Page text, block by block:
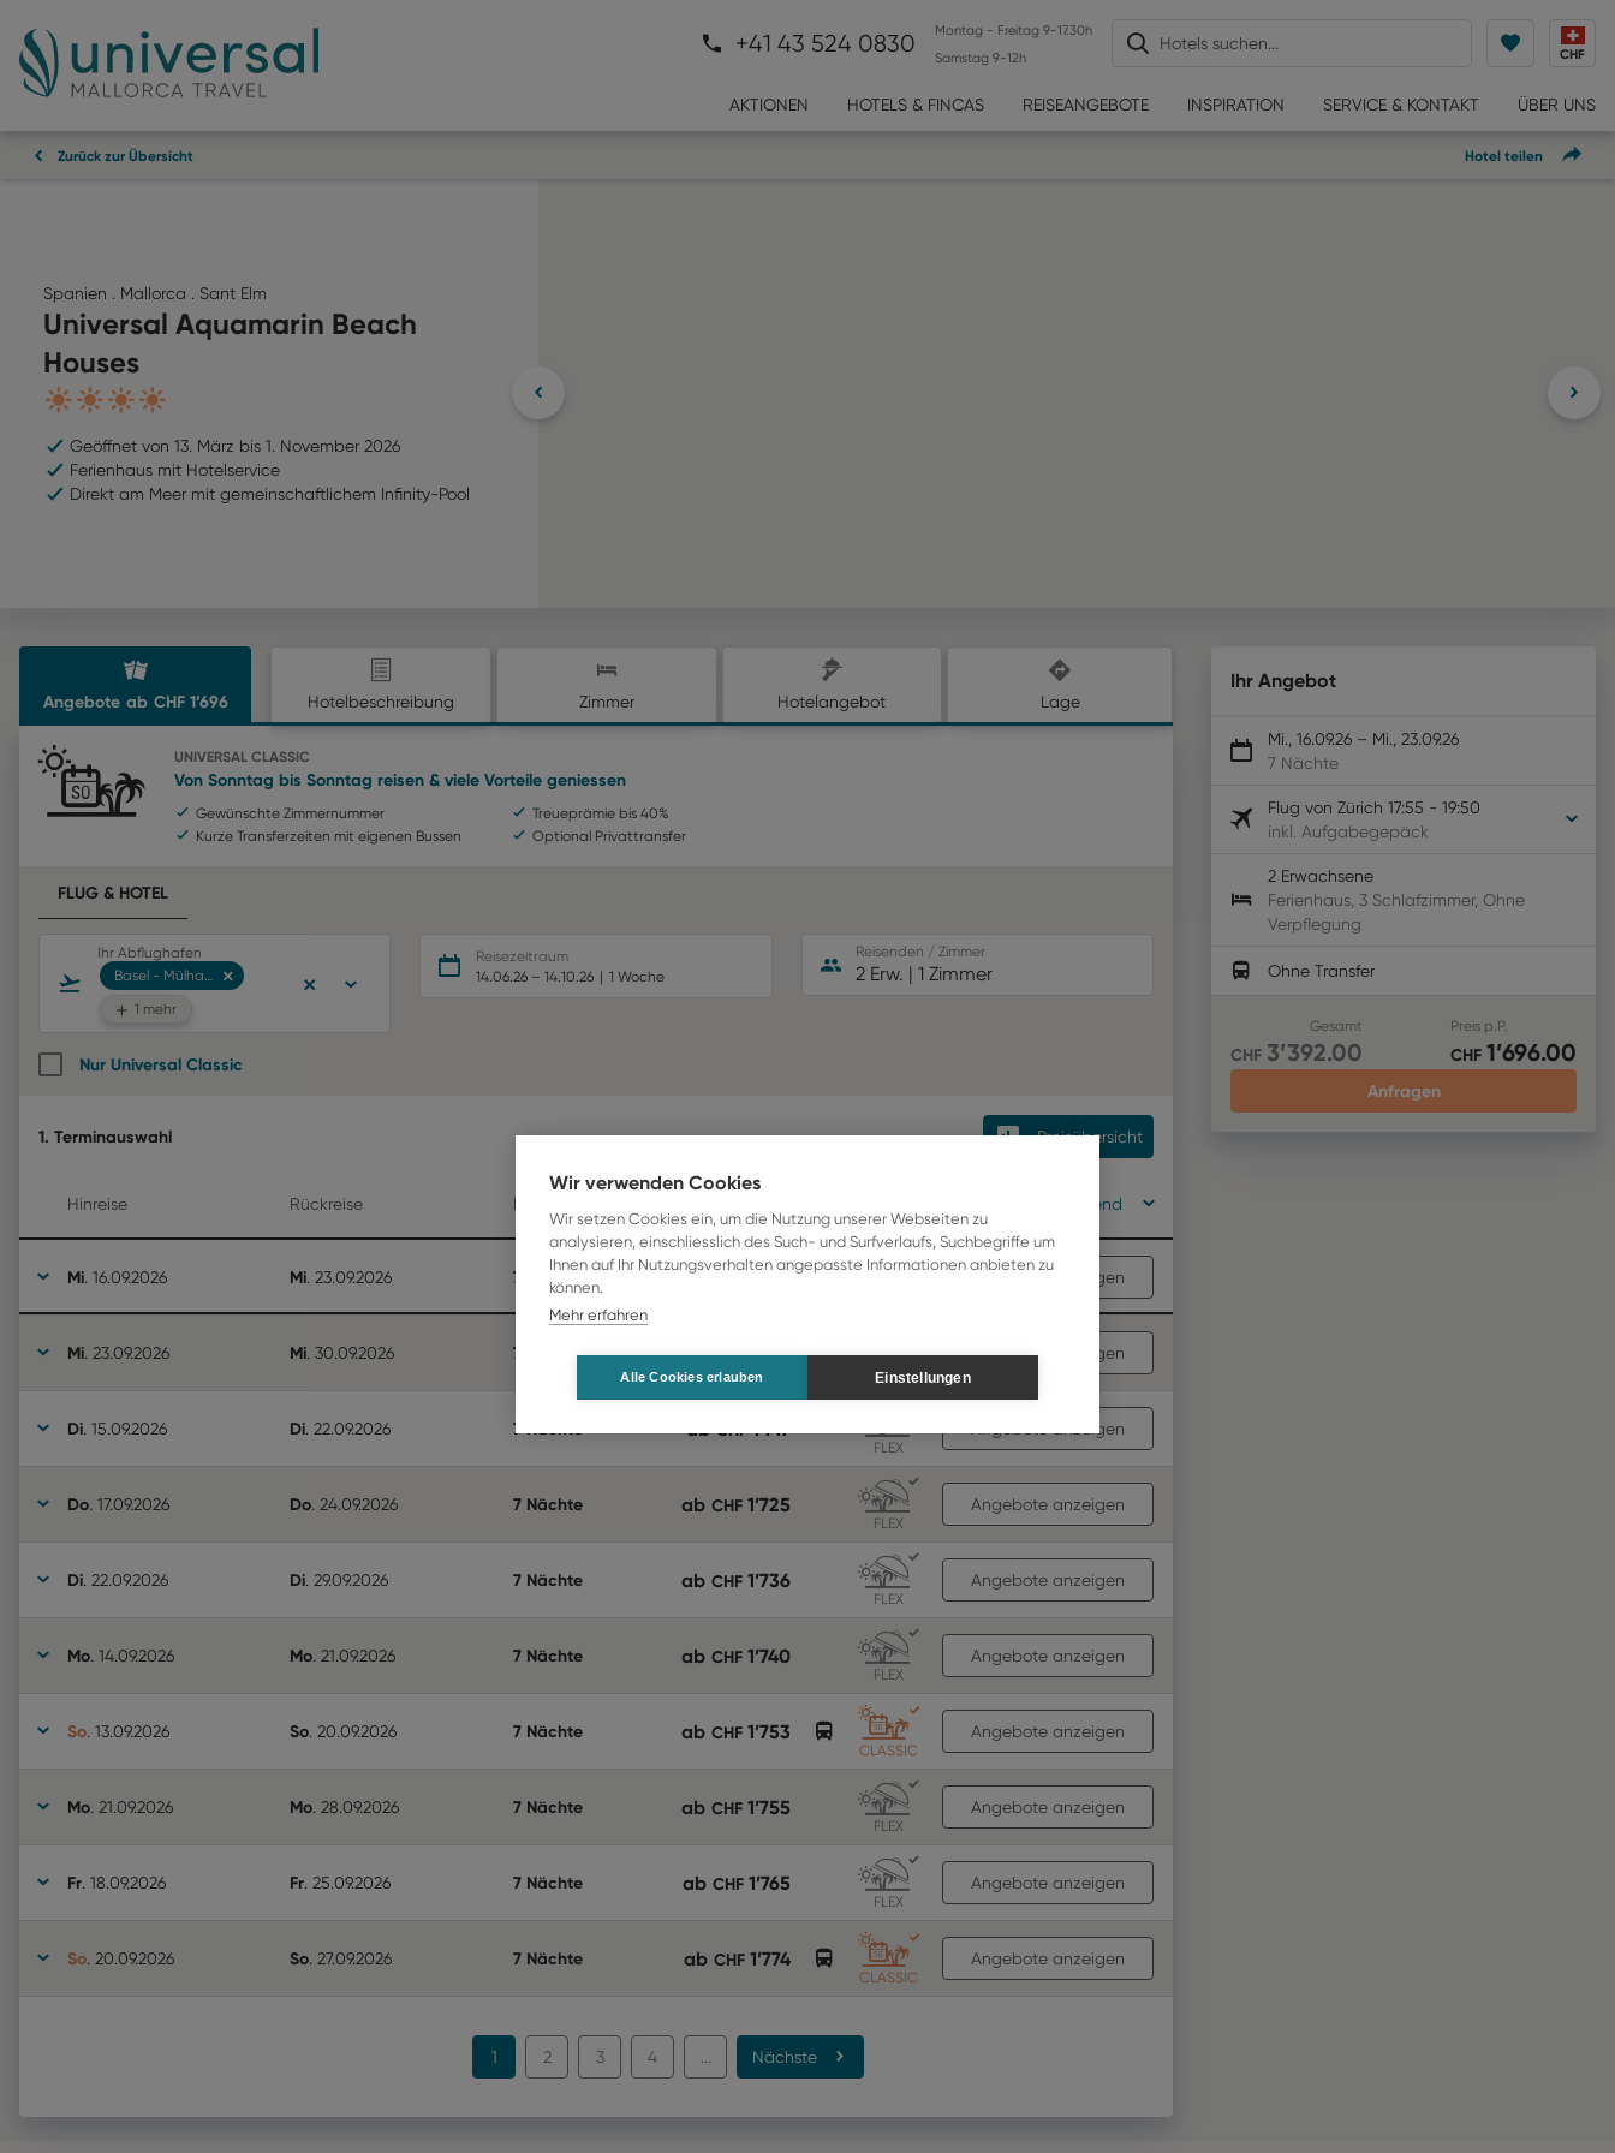
+41 43 524 0830
Montag - Freitag 9-17.30h
Samstag 9-12h
Hotels suchen...
CHF
AKTIONEN HOTELS & FINCAS REISEANGEBOTE INSPIRATION SERVICE & KONTAKT ÜBER UNS
Zurück zur Übersicht Hotel teilen
Spanien . Mallorca . Sant Elm
Universal Aquamarin Beach
Houses
4
Geöffnet von 13. März bis 1. November 2026
Ferienhaus mit Hotelservice
Direkt am Meer mit gemeinschaftlichem Infinity-Pool
Angebote ab CHF 1’696 Hotelbeschreibung Zimmer Hotelangebot Lage
UNIVERSAL CLASSIC
Von Sonntag bis Sonntag reisen & viele Vorteile geniessen
Gewünschte Zimmernummer
Treueprämie bis 40%
Kurze Transferzeiten mit eigenen Bussen
Optional Privattransfer
FLUG & HOTEL
Ihr Abflughafen
1 mehr
Reisezeitraum
14.06.26 –14.10.26 1 Woche
Reisenden / Zimmer
2 Erw. | 1 Zimmer
Nur Universal Classic
1. Terminauswahl Preisübersicht
Hinreise Rückreise Dauer Preis aufsteigend
Mi. 16.09.2026 Mi. 23.09.2026 7 Nächte ab 1’696 Angebote anzeigen
Mi. 23.09.2026 Mi. 30.09.2026 7 Nächte ab CHF1’696
FLEX
Angebote anzeigen
Di. 15.09.2026 Di. 22.09.2026 7 Nächte ab CHF1’717
FLEX
Angebote anzeigen
Do. 17.09.2026 Do. 24.09.2026 7 Nächte ab CHF 1’725
FLEX
Angebote anzeigen
Di. 22.09.2026 Di. 29.09.2026 7 Nächte ab CHF 1’736
FLEX
Angebote anzeigen
Mo. 14.09.2026 Mo. 21.09.2026 7 Nächte ab CHF 1’740
FLEX
Angebote anzeigen
So. 13.09.2026 So. 20.09.2026 7 Nächte ab CHF 1’753
CLASSIC
Angebote anzeigen
Mo. 21.09.2026 Mo. 28.09.2026 7 Nächte ab CHF 1’755
FLEX
Angebote anzeigen
Fr. 18.09.2026 Fr. 25.09.2026 7 Nächte ab CHF 1’765
FLEX
Angebote anzeigen
So. 20.09.2026 So. 27.09.2026 7 Nächte ab CHF 1’774
CLASSIC
Angebote anzeigen
1 2 3 4 Nächste
Ihr Angebot
Mi., 16.09.26 – Mi., 23.09.26
7 Nächte
Flug von Zürich 17:55 - 19:50
inkl. Aufgabegepäck
2 Erwachsene
Ferienhaus, 3 Schlafzimmer, Ohne
Verpflegung
Ohne Transfer
Gesamt
CHF 3’392.00
Preis p.P.
CHF 1’696.00
Anfragen
Wir verwenden Cookies
Wir setzen Cookies ein, um die Nutzung unserer Webseiten zu
analysieren, einschliesslich des Such- und Surfverlaufs, Suchbegriffe um
Ihnen auf Ihr Nutzungsverhalten angepasste Informationen anbieten zu
können.
Mehr erfahren
Alle Cookies erlauben Einstellungen